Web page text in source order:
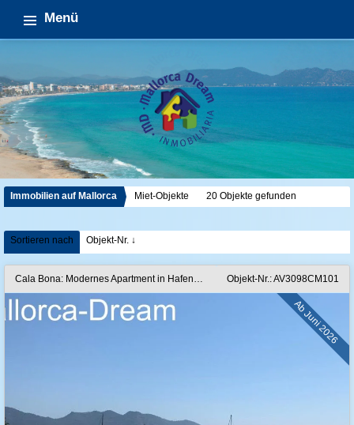
Menü
Immobilien auf Mallorca Miet-Objekte 20 Objekte gefunden
Sortieren nach Objekt-Nr. ↓
Cala Bona: Modernes Apartment in Hafennähe Objekt-Nr.: AV3098CM101
Ab Juni 2026